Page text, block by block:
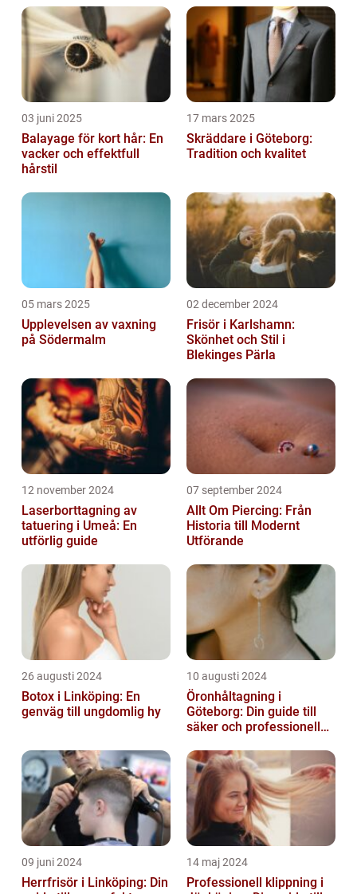
03 juni 2025
Balayage för kort hår: En
vacker och effektfull
hårstil
17 mars 2025
Skräddare i Göteborg:
Tradition och kvalitet
05 mars 2025
Upplevelsen av vaxning
på Södermalm
02 december 2024
Frisör i Karlshamn:
Skönhet och Stil i
Blekinges Pärla
12 november 2024
Laserborttagning av
tatuering i Umeå: En
utförlig guide
07 september 2024
Allt Om Piercing: Från
Historia till Modernt
Utförande
26 augusti 2024
Botox i Linköping: En
genväg till ungdomlig hy
10 augusti 2024
Öronhåltagning i
Göteborg: Din guide till
säker och professionell
09 juni 2024
Herrfrisör i Linköping: Din
14 maj 2024
Professionell klippning i